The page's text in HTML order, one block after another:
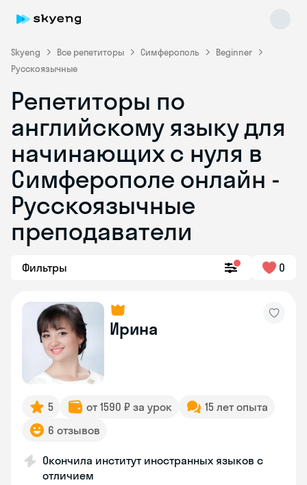
Skyeng Все репетиторы Симферополь
Beginner
Русскоязычные
Репетиторы по
английскому языку для
начинающих с нуля в
Симферополе онлайн -
Русскоязычные
преподаватели
Фильтры 0
Ирина
5 от 1590 ₽ за урок
15 лет опыта
6 отзывов
Окончила институт иностранных языков с
отличием
Skyeng Chat
online